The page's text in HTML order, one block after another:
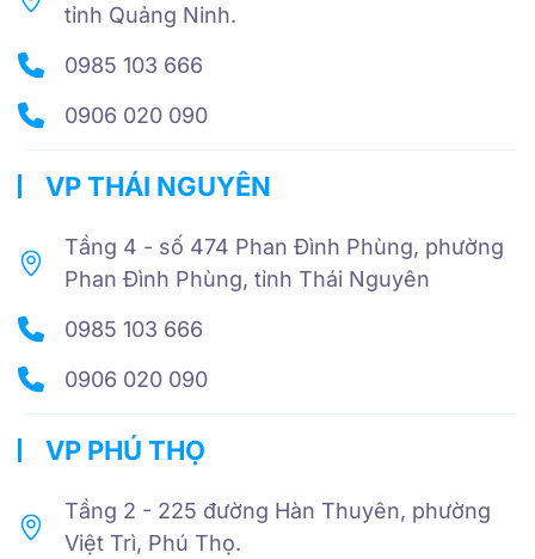
tỉnh Quảng Ninh.
0985 103 666
0906 020 090
VP THÁI NGUYÊN
Tầng 4 - số 474 Phan Đình Phùng, phường
Phan Đình Phùng, tỉnh Thái Nguyên
0985 103 666
0906 020 090
VP PHÚ THỌ
Tầng 2 - 225 đường Hàn Thuyên, phường
Việt Trì, Phú Thọ.